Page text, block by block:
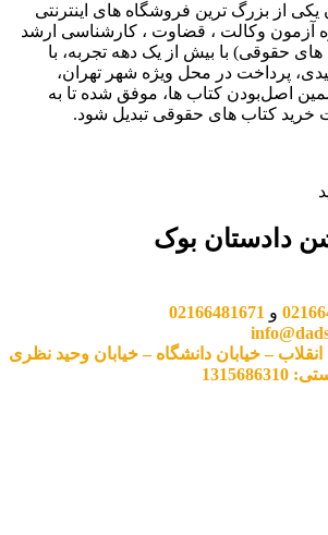
یکی از بزرگ ترین فروشگاه های اینترنتی
آزمون وکالت ، قضاوت ، کارشناسی ارشد
حقوقی) با بیش از یک دهه تجربه، با
پرداخت در محل ویژه شهر تهران،
اصل‌بودن کتاب ها، موفق شده تا به
کتاب های حقوقی تبدیل شود.
دادستان بوک
و 02166481671
انقلاب – خیابان دانشگاه – خیابان وحید نظری